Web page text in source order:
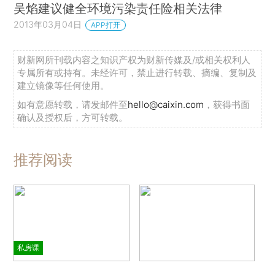
吴焰建议健全环境污染责任险相关法律
2013年03月04日 APP打开
财新网所刊载内容之知识产权为财新传媒及/或相关权利人
专属所有或持有。未经许可，禁止进行转载、摘编、复制及
建立镜像等任何使用。
如有意愿转载，请发邮件至hello@caixin.com ，获得书面
确认及授权后，方可转载。
推荐阅读
私房课